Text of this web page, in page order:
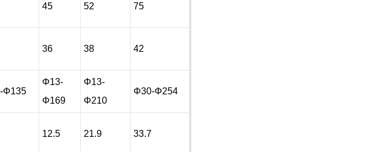
45 52 75
36 38 42
Φ135
Φ13-
Φ169
Φ13-
Φ210
Φ30-Φ254
12.5 21.9 33.7